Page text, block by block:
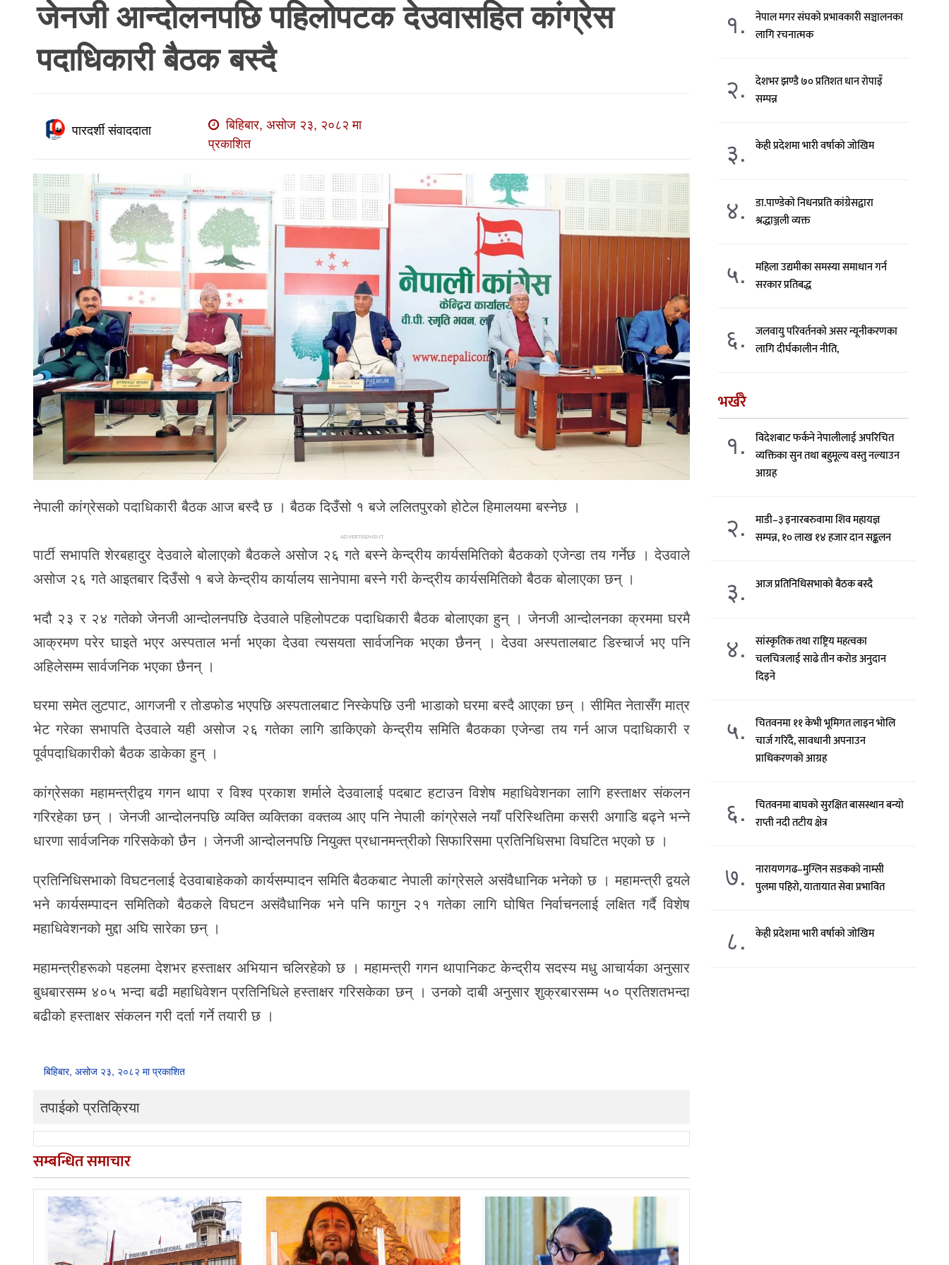
खाेज
माडी
विविध
जेनजी आन्दोलनपछि पहिलोपटक देउवासहित कांग्रेस
पदाधिकारी बैठक बस्दै
पारदर्शी संवाददाता
बिहिबार, असोज २३, २०८२ मा
प्रकाशित
नेपाली कांग्रेसको पदाधिकारी बैठक आज बस्दै छ । बैठक दिउँसो १ बजे ललितपुरको होटेल हिमालयमा बस्नेछ ।
ADVERTISEMENT
पार्टी सभापति शेरबहादुर देउवाले बोलाएको बैठकले असोज २६ गते बस्ने केन्द्रीय कार्यसमितिको बैठकको एजेन्डा तय गर्नेछ । देउवाले
असोज २६ गते आइतबार दिउँसो १ बजे केन्द्रीय कार्यालय सानेपामा बस्ने गरी केन्द्रीय कार्यसमितिको बैठक बोलाएका छन् ।
भदौ २३ र २४ गतेको जेनजी आन्दोलनपछि देउवाले पहिलोपटक पदाधिकारी बैठक बोलाएका हुन् । जेनजी आन्दोलनका क्रममा घरमै
आक्रमण परेर घाइते भएर अस्पताल भर्ना भएका देउवा त्यसयता सार्वजनिक भएका छैनन् । देउवा अस्पतालबाट डिस्चार्ज भए पनि
अहिलेसम्म सार्वजनिक भएका छैनन् ।
घरमा समेत लुटपाट, आगजनी र तोडफोड भएपछि अस्पतालबाट निस्केपछि उनी भाडाको घरमा बस्दै आएका छन् । सीमित नेतासँग मात्र
भेट गरेका सभापति देउवाले यही असोज २६ गतेका लागि डाकिएको केन्द्रीय समिति बैठकका एजेन्डा तय गर्न आज पदाधिकारी र
पूर्वपदाधिकारीको बैठक डाकेका हुन् ।
कांग्रेसका महामन्त्रीद्वय गगन थापा र विश्व प्रकाश शर्माले देउवालाई पदबाट हटाउन विशेष महाधिवेशनका लागि हस्ताक्षर संकलन
गरिरहेका छन् । जेनजी आन्दोलनपछि व्यक्ति व्यक्तिका वक्तव्य आए पनि नेपाली कांग्रेसले नयाँ परिस्थितिमा कसरी अगाडि बढ्ने भन्ने
धारणा सार्वजनिक गरिसकेको छैन । जेनजी आन्दोलनपछि नियुक्त प्रधानमन्त्रीको सिफारिसमा प्रतिनिधिसभा विघटित भएको छ ।
प्रतिनिधिसभाको विघटनलाई देउवाबाहेकको कार्यसम्पादन समिति बैठकबाट नेपाली कांग्रेसले असंवैधानिक भनेको छ । महामन्त्री द्वयले
भने कार्यसम्पादन समितिको बैठकले विघटन असंवैधानिक भने पनि फागुन २१ गतेका लागि घोषित निर्वाचनलाई लक्षित गर्दै विशेष
महाधिवेशनको मुद्दा अघि सारेका छन् ।
महामन्त्रीहरूको पहलमा देशभर हस्ताक्षर अभियान चलिरहेको छ । महामन्त्री गगन थापानिकट केन्द्रीय सदस्य मधु आचार्यका अनुसार
बुधबारसम्म ४०५ भन्दा बढी महाधिवेशन प्रतिनिधिले हस्ताक्षर गरिसकेका छन् । उनको दाबी अनुसार शुक्रबारसम्म ५० प्रतिशतभन्दा
बढीको हस्ताक्षर संकलन गरी दर्ता गर्ने तयारी छ ।
बिहिबार, असोज २३, २०८२ मा प्रकाशित
तपाईको प्रतिक्रिया
सम्बन्धित समाचार
१.
नेपाल मगर संघको प्रभावकारी सञ्चालनका
लागि रचनात्मक
२.
देशभर झण्डै ७० प्रतिशत धान रोपाइँ
सम्पन्न
३. केही प्रदेशमा भारी वर्षाको जोखिम
४.
डा.पाण्डेको निधनप्रति कांग्रेसद्वारा
श्रद्धाञ्जली व्यक्त
५.
महिला उद्यमीका समस्या समाधान गर्न
सरकार प्रतिबद्ध
६.
जलवायु परिवर्तनको असर न्यूनीकरणका
लागि दीर्घकालीन नीति,
भर्खरै
१.
विदेशबाट फर्कने नेपालीलाई अपरिचित
व्यक्तिका सुन तथा बहुमूल्य वस्तु नल्याउन
आग्रह
२.
माडी–३ इनारबरुवामा शिव महायज्ञ
सम्पन्न, १० लाख १४ हजार दान सङ्कलन
३. आज प्रतिनिधिसभाको बैठक बस्दै
४.
सांस्कृतिक तथा राष्ट्रिय महत्वका
चलचित्रलाई साढे तीन करोड अनुदान
दिइने
५.
चितवनमा ११ केभी भूमिगत लाइन भोलि
चार्ज गरिँदै, सावधानी अपनाउन
प्राधिकरणको आग्रह
६.
चितवनमा बाघको सुरक्षित बासस्थान बन्यो
राप्ती नदी तटीय क्षेत्र
७.
नारायणगढ–मुग्लिन सडकको नाम्सी
पुलमा पहिरो, यातायात सेवा प्रभावित
८. केही प्रदेशमा भारी वर्षाको जोखिम